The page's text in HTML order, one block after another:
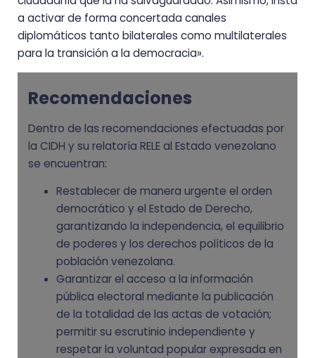
a activar de forma concertada canales
diplomáticos tanto bilaterales como multilaterales
para la transición a la democracia».
Recomendaciones
Dentro de las recomendaciones efectuadas por
la CIDH y su relatoría RELE al Estado venezolano
se encuentran:
Restablecer de manera urgente el orden
democrático y el Estado de Derecho,
garantizando la independencia, el equilibrio
de poderes y los derechos políticos de la
población venezolana.
Garantizar el acceso a la información
pública electoral mediante la publicación
de la totalidad de las actas de votación;
permitir su escrutinio independiente y
respetar la voluntad popular expresada en